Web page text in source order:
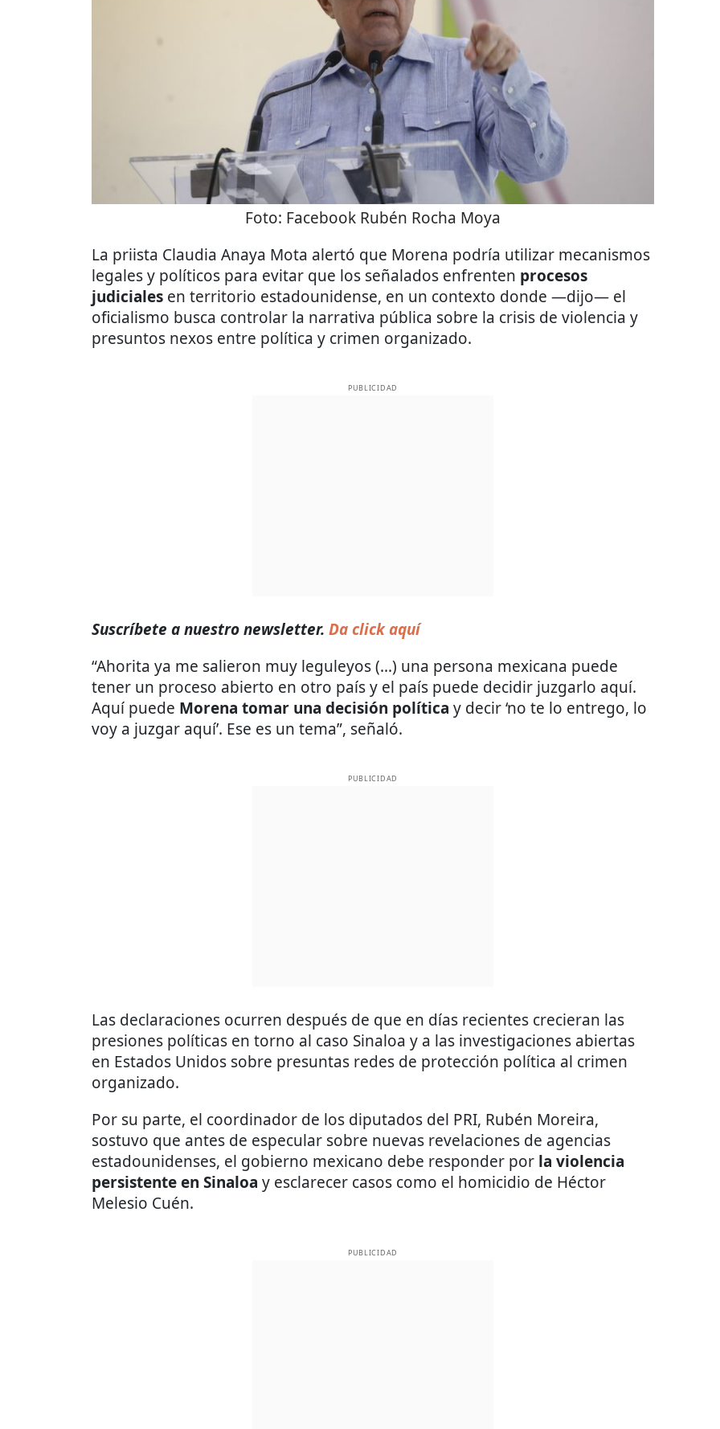
Foto: Facebook Rubén Rocha Moya
La priista Claudia Anaya Mota alertó que Morena podría utilizar mecanismos
legales y políticos para evitar que los señalados enfrenten procesos
judiciales en territorio estadounidense, en un contexto donde —dijo— el
oficialismo busca controlar la narrativa pública sobre la crisis de violencia y
presuntos nexos entre política y crimen organizado.
PUBLICIDAD
Suscríbete a nuestro newsletter. Da click aquí
“Ahorita ya me salieron muy leguleyos (...) una persona mexicana puede
tener un proceso abierto en otro país y el país puede decidir juzgarlo aquí.
Aquí puede Morena tomar una decisión política y decir ‘no te lo entrego, lo
voy a juzgar aquí’. Ese es un tema”, señaló.
PUBLICIDAD
Las declaraciones ocurren después de que en días recientes crecieran las
presiones políticas en torno al caso Sinaloa y a las investigaciones abiertas
en Estados Unidos sobre presuntas redes de protección política al crimen
organizado.
Por su parte, el coordinador de los diputados del PRI, Rubén Moreira,
sostuvo que antes de especular sobre nuevas revelaciones de agencias
estadounidenses, el gobierno mexicano debe responder por la violencia
persistente en Sinaloa y esclarecer casos como el homicidio de Héctor
Melesio Cuén.
PUBLICIDAD